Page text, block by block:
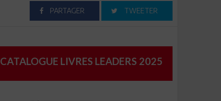
PARTAGER TWEETER
CATALOGUE LIVRES LEADERS 2025